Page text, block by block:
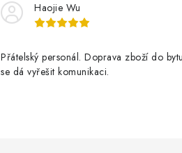
Haojie Wu
Přátelský personál. Doprava zboží do bytu
se dá vyřešit komunikaci.